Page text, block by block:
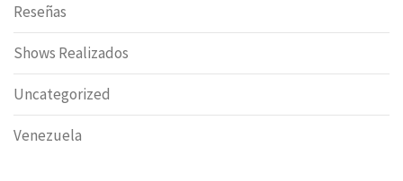
Reseñas
Shows Realizados
Uncategorized
Venezuela